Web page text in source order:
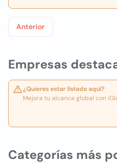
Empresas
¿Quieres estar listado aquí?
Mejora tu alcance global con
Anterior
Categorías más